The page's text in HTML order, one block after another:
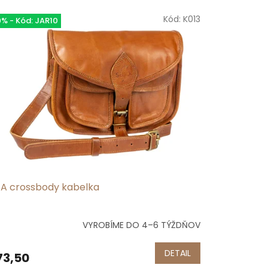
- Kód: JAR10
crossbody kabelka
VYROBÍME DO 4–6 TÝŽDŇOV
DETAIL
Kód: K013